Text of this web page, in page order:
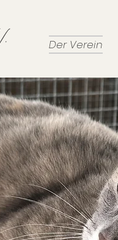
Der Verein